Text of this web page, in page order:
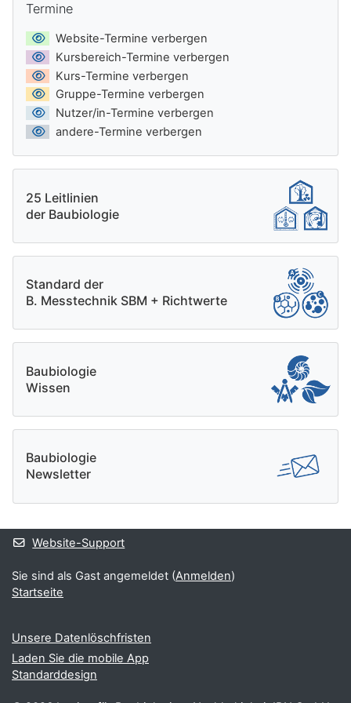
Termine
Website-Termine verbergen
Kursbereich-Termine verbergen
Kurs-Termine verbergen
Gruppe-Termine verbergen
Nutzer/in-Termine verbergen
andere-Termine verbergen
25 Leitlinien
der Baubiologie
Standard der
B. Messtechnik SBM + Richtwerte
Baubiologie
Wissen
Baubiologie
Newsletter
Website-Support
Sie sind als Gast angemeldet (Anmelden)
Startseite
Unsere Datenlöschfristen
Laden Sie die mobile App
Standarddesign